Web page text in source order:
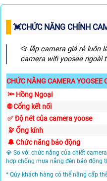
💓CHỨC NĂNG CHÍNH
📂 lắp camera giá rẻ luôn
camera wifi yoosee ngoài
CHỨC NĂNG CAMERA YOOSEE
🔦 Hồng Ngoại
🌐 Cổng kết nối
✅ Độ nét của camera yoose
🔭 Ống kính
🔔 Chức năng báo động
💎 So với chức năng của chiết
hợp chống mưa nắng đèn báo động
* Qúy khách hàng có thể nâng cấp